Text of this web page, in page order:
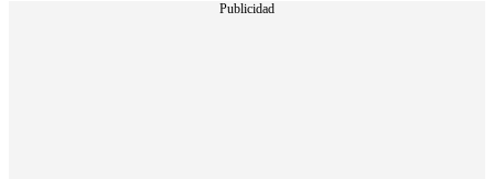
Publicidad